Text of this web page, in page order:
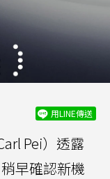
用LINE傳送
Pei）透露
稍早確認新機